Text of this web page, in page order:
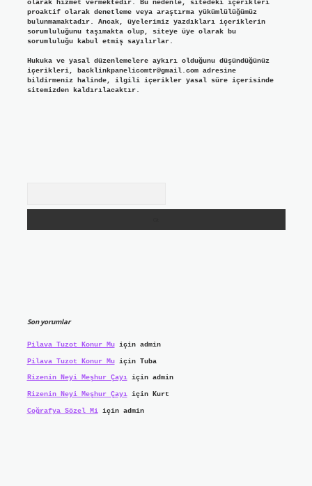
olarak hizmet vermektedir. Bu nedenle, sitedeki içerikleri
proaktif olarak denetleme veya araştırma yükümlülüğümüz
bulunmamaktadır. Ancak, üyelerimiz yazdıkları içeriklerin
sorumluluğunu taşımakta olup, siteye üye olarak bu
sorumluluğu kabul etmiş sayılırlar.
Hukuka ve yasal düzenlemelere aykırı olduğunu düşündüğünüz
içerikleri, backlinkpanelicomtr@gmail.comadresine
bildirmeniz halinde, ilgili içerikler yasal süre içerisinde
sitemizden kaldırılacaktır.
Son yorumlar
Pilava Tuzot Konur Muiçin admin
Pilava Tuzot Konur Muiçin Tuba
Rizenin Neyi Meşhur Çayıiçin admin
Rizenin Neyi Meşhur Çayıiçin Kurt
Coğrafya Sözel Miiçin admin